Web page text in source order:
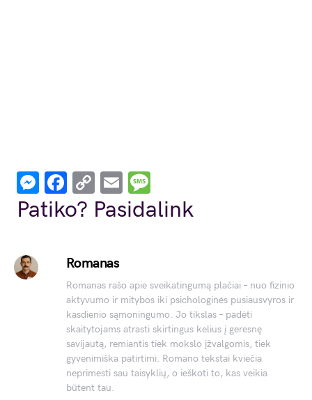
Messenger
Facebook
Copy
Link
Email
Patiko? Pasidalink
Romanas
Romanas rašo apie sveikatingumą plačiai – nuo fizinio
aktyvumo ir mitybos iki psichologinės pusiausvyros ir
kasdienio sąmoningumo. Jo tikslas – padėti
skaitytojams atrasti skirtingus kelius į geresnę
savijautą, remiantis tiek mokslo įžvalgomis, tiek
gyvenimiška patirtimi. Romano tekstai kviečia
neprimesti sau taisyklių, o ieškoti to, kas veikia
būtent tau.